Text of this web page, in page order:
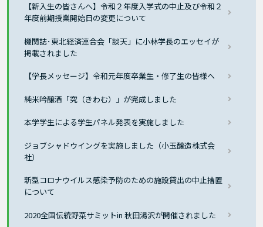
【新入生の皆さんへ】令和２年度入学式の中止及び令和２
年度前期授業開始日の変更について
機関誌･東北経済連合会「談天」に小林学長のエッセイが
掲載されました
【学長メッセージ】令和元年度卒業生・修了生の皆様へ
純米吟醸酒「究（きわむ）」が完成しました
本学学生による学生パネル発表を実施しました
ジョブシャドウイングを実施しました（小玉醸造株式会
社）
新型コロナウイルス感染予防のための施設貸出の中止措置
について
2020全国伝統野菜サミットin 秋田湯沢が開催されました